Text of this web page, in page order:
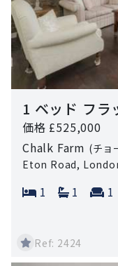
1 ベッド フラ
価格 £525,000
Chalk Farm (チョ
Eton Road,
Bedrooms:
1 1
1
Ref: 2424